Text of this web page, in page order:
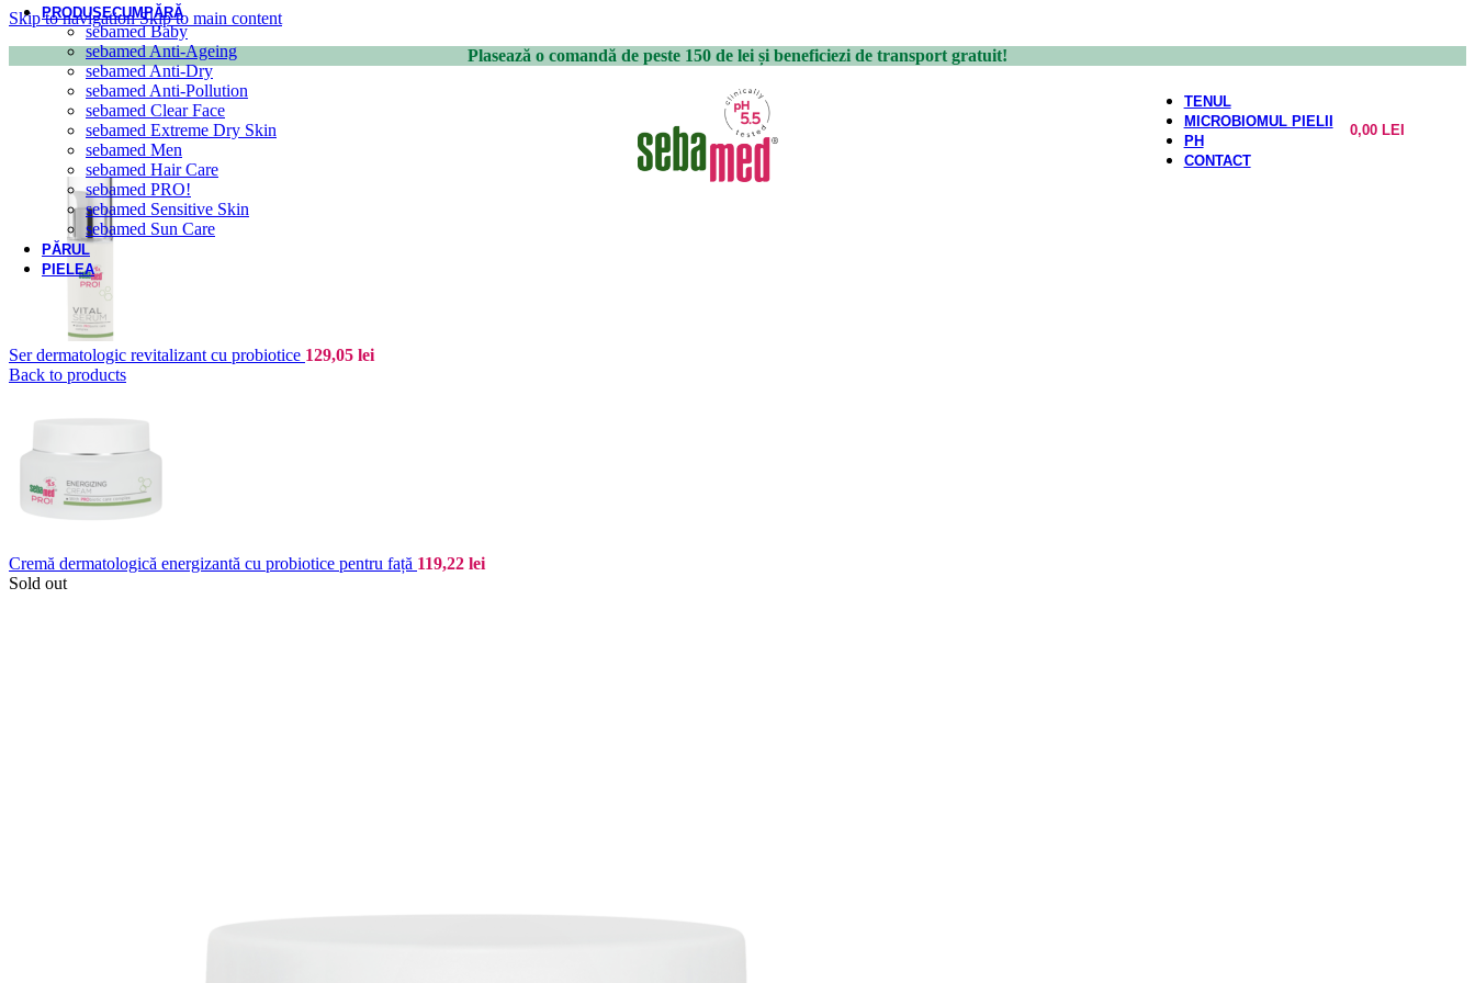
Skip to navigationSkip to main content
Plasează o comandă de peste 150 de lei și beneficiezi de transport gratuit!
PRODUSECUMPĂRĂ
sebamed Baby
sebamed Anti-Ageing
sebamed Anti-Dry
sebamed Anti-Pollution
sebamed Clear Face
sebamed Extreme Dry Skin
sebamed Men
sebamed Hair Care
sebamed PRO!
sebamed Sensitive Skin
sebamed Sun Care
PĂRUL
PIELEA
TENUL
MICROBIOMUL PIELII
PH
CONTACT
0,00 LEI
Ser dermatologic revitalizant cu probiotice 129,05 lei
Back to products
Cremă dermatologică energizantă cu probiotice pentru față 119,22 lei
Sold out